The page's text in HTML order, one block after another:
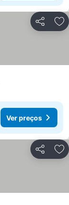
Partilhar
preços
Ver preços
Partilhar